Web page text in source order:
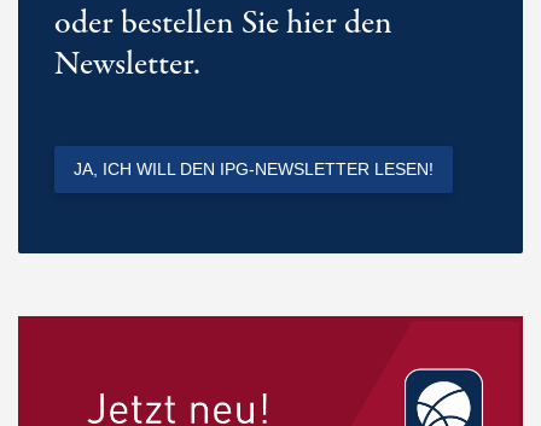
oder bestellen Sie hier den
Newsletter.
JA, ICH WILL DEN IPG-NEWSLETTER LESEN!